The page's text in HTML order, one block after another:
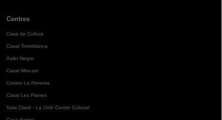
Centres
Casa de Cultura
Casal Torreblanca
Xalet Negre
Casal Mira-sol
Casino La Floresta
Casal Les Planes
Sala Clavé - La Unió Centre Cultural